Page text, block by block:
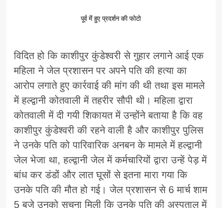
पूर्व में हुए प्रदर्शन की फोटो
विदित हो कि काशीपुर कुंडेश्वरी से गुहार लगाने आई एक
महिला ने जेल प्रशासन पर अपने पति की हत्या का
आरोप लगाते हुए कार्रवाई की मांग की थी तथा इस मामले
में हल्द्वानी कोतवाली में तहरीर सौपी थी। महिला द्वारा
कोतवाली में दी गयी शिकायत में उन्होंने बताया है कि वह
काशीपुर कुंडेश्वरी की रहने वाली है और काशीपुर पुलिस
ने उनके पति को पारिवारिक अनबन के मामले में हल्द्वानी
जेल भेजा था, हल्द्वानी जेल में कर्मचारियों द्वारा उन्हें पेड़ में
बांध कर डंडों और लात घूसों से इतना मारा गया कि
उनके पति की मौत हो गई। जेल प्रशासन से 6 मार्च शाम
5 बजे उनको सूचना मिली कि उनके पति की अस्पताल में